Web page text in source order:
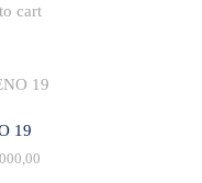
cart
19